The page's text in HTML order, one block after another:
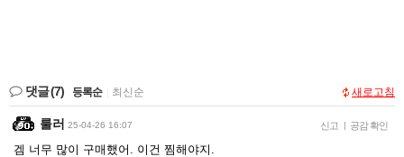
댓글(7) 등록순 최신순 새로고침
룰러 25-04-26 16:07 신고 | 공감 확인
겜 너무 많이 구매했어. 이건 찜해야지.